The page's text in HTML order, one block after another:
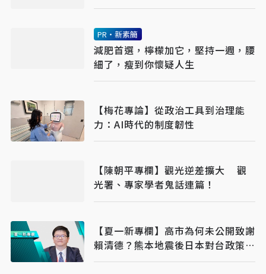
PR・新素簡
減肥首選，檸檬加它，堅持一週，腰
細了，瘦到你懷疑人生
【梅花專論】從政治工具到治理能
力：AI時代的制度韌性
【陳朝平專欄】觀光逆差擴大 觀
光署、專家學者鬼話連篇！
【夏一新專欄】高市為何未公開致謝
賴清德？熊本地震後日本對台政策的
現實